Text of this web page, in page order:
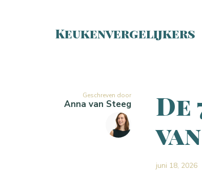
Keukenvergelijkers
Geschreven door
Anna van Steeg
juni 18, 2026